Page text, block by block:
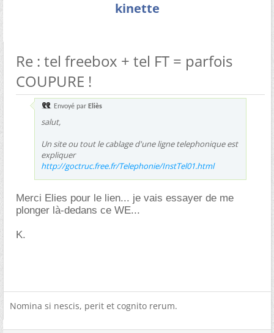
kinette
Re : tel freebox + tel FT = parfois
COUPURE !
Envoyé par Eliès
salut,
Un site ou tout le cablage d'une ligne telephonique est
expliquer
http://goctruc.free.fr/Telephonie/InstTel01.html
Merci Elies pour le lien... je vais essayer de me
plonger là-dedans ce WE...
K.
Nomina si nescis, perit et cognito rerum.